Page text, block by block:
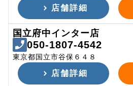
店舗詳細
国立府中インター店
050-1807-4542
東京都国立市谷保６４８
店舗詳細